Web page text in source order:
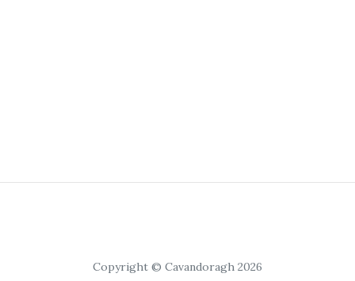
Copyright © Cavandoragh 2026